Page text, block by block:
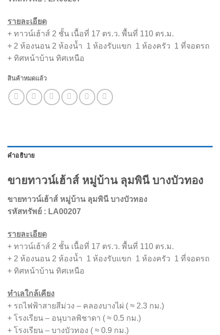
รายละเอียด
+ ทาวน์เฮ้าส์ 2 ชั้น เนื้อที่ 17 ตร.ว. พื้นที่ 110 ตร.ม.
+ 2 ห้องนอน 2 ห้องน้ำ 1 ห้องรับแขก 1 ห้องครัว 1 ที่จอดรถ
+ ทิศหน้าบ้าน ทิศเหนือ
สินค้าหมดแล้ว
คำอธิบาย
ขายทาวน์เฮ้าส์ หมู่บ้าน ลุมพินี บางบัวทอง
ขายทาวน์เฮ้าส์ หมู่บ้าน ลุมพินี บางบัวทอง
รหัสทรัพย์ : LA00207
รายละเอียด
+ ทาวน์เฮ้าส์ 2 ชั้น เนื้อที่ 17 ตร.ว. พื้นที่ 110 ตร.ม.
+ 2 ห้องนอน 2 ห้องน้ำ 1 ห้องรับแขก 1 ห้องครัว 1 ที่จอดรถ
+ ทิศหน้าบ้าน ทิศเหนือ
ทำเลใกล้เคียง
+ รถไฟฟ้าสายสีม่วง – คลองบางไผ่ ( ≈ 2.3 กม.)
+ โรงเรียน – อนุบาลพิชาดา ( ≈ 0.5 กม.)
+ โรงเรียน – บางบัวทอง ( ≈ 0.9 กม.)